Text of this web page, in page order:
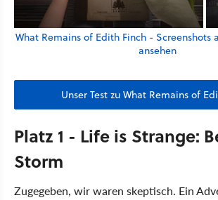
What Remains of Edith Finch - Screenshots
ansehen
Unser Test zu What Remains of
Platz 1 - Life is Strange:
Storm
Zugegeben, wir waren skeptisch. Ein